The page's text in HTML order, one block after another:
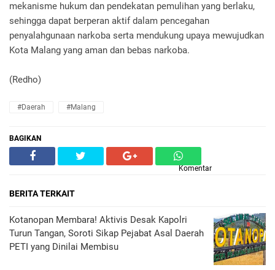
mekanisme hukum dan pendekatan pemulihan yang berlaku,
sehingga dapat berperan aktif dalam pencegahan
penyalahgunaan narkoba serta mendukung upaya mewujudkan
Kota Malang yang aman dan bebas narkoba.
(Redho)
#Daerah #Malang
BAGIKAN
Komentar
BERITA TERKAIT
Kotanopan Membara! Aktivis Desak Kapolri
Turun Tangan, Soroti Sikap Pejabat Asal Daerah
PETI yang Dinilai Membisu